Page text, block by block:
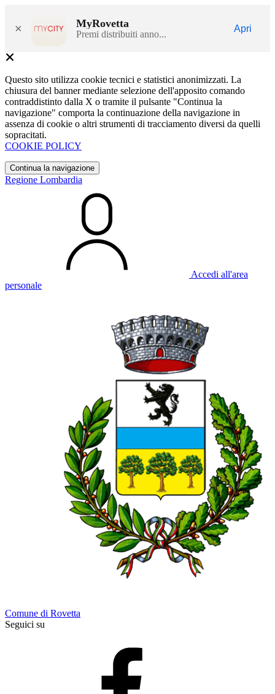
× MyRovetta
Premi distribuiti anno...
Apri
Questo sito utilizza cookie tecnici e statistici anonimizzati. La
chiusura del banner mediante selezione dell'apposito comando
contraddistinto dalla X o tramite il pulsante "Continua la
navigazione" comporta la continuazione della navigazione in
assenza di cookie o altri strumenti di tracciamento diversi da quelli
sopracitati.
COOKIE POLICY
Continua la navigazione
Regione Lombardia
Accedi all'area
personale
Comune di Rovetta
Seguici su